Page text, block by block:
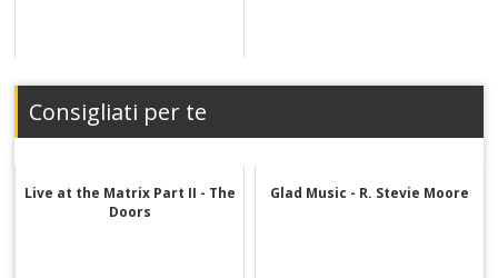
Consigliati per te
Live at the Matrix Part II - The
Doors
Glad Music - R. Stevie Moore